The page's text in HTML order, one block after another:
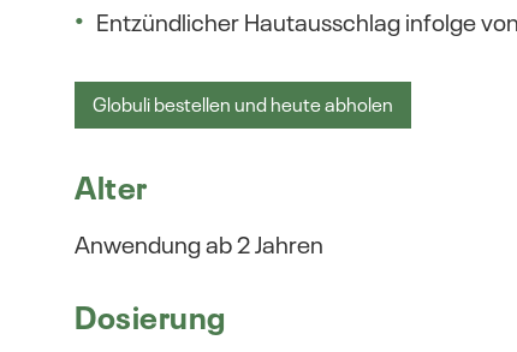
Entzündlicher Hautausschlag infolge
Globuli bestellen und heute abholen
Alter
Anwendung ab 2 Jahren
Dosierung